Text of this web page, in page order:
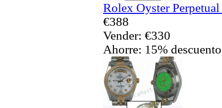
Rolex Oyster
€388
Vender: €330
Ahorre: 15% descuento